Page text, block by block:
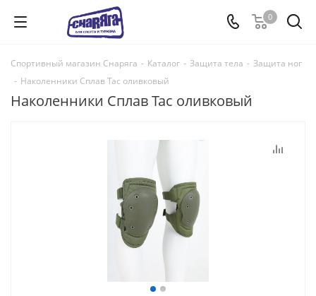
0
Спортивный магазин Снаряга - Каталог - Защита тела - Защита ног
- Наколенники Сплав Tac оливковый
Наколенники Сплав Tac оливковый